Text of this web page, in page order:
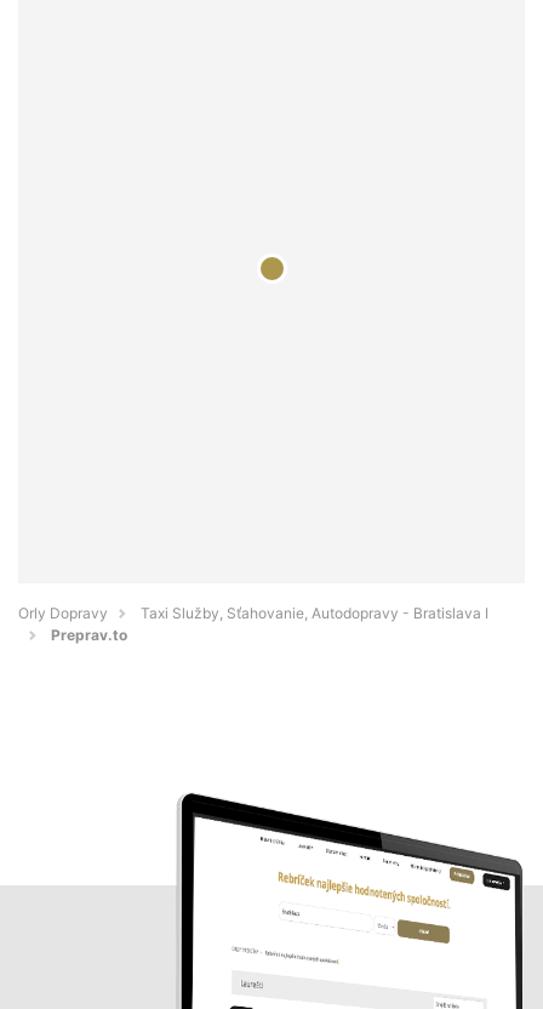
Orly Dopravy
Taxi Služby, Sťahovanie, Autodopravy - Bratislava I
Preprav.to